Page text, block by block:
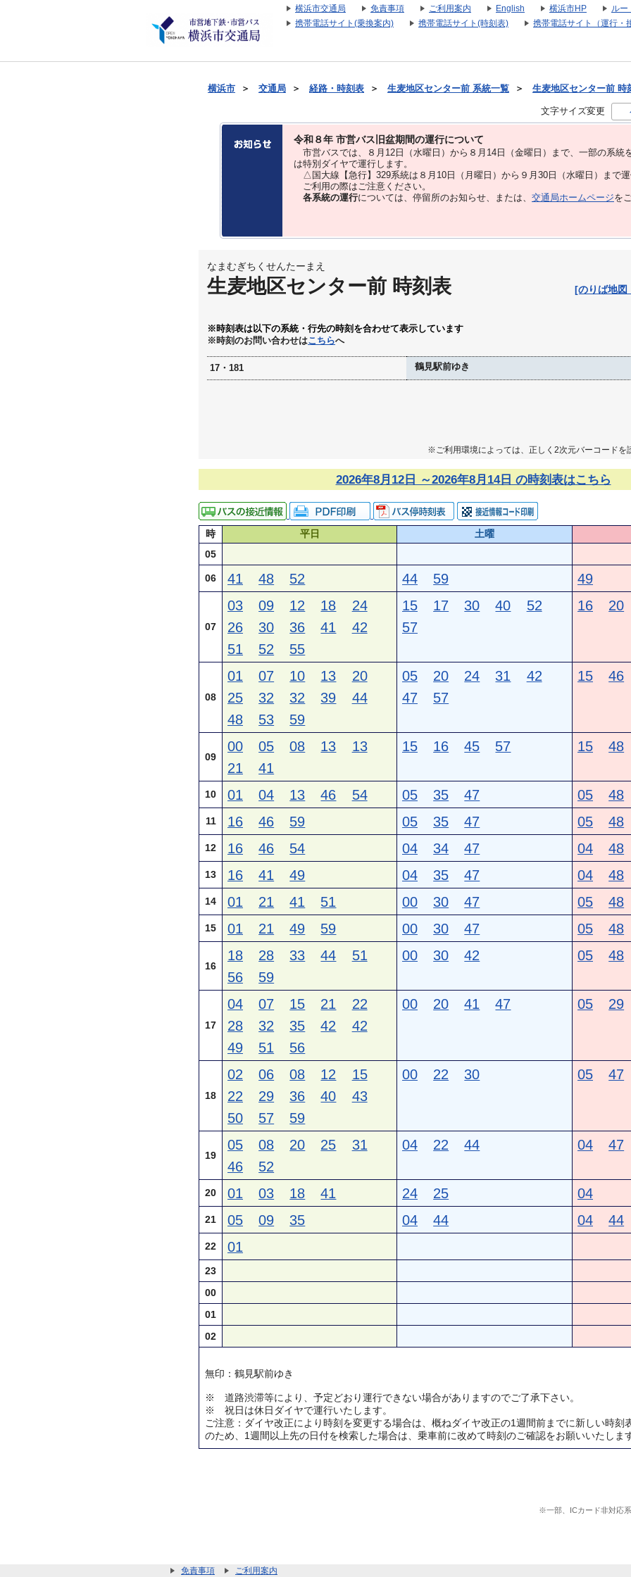
横浜市交通局 免責事項 ご利用案内 English 横浜市HP
ルー
携帯電話サイト(乗換案内)
携帯電話サイト(時刻表) 携帯電話サイト（運行・
横浜市 ＞ 交通局 ＞ 経路・時刻表 ＞ 生麦地区センター前 系統一覧 ＞ 生麦地区センター前 時
文字サイズ変更
令和８年 市営バス旧盆期間の運行について
市営バスでは、８⽉12⽇（水曜日）から８⽉14⽇（金曜日）まで、⼀部の系統
は特別ダイヤで運⾏します。
△国大線【急行】329系統は８月10日（月曜日）から９月30日（水曜日）まで
ご利用の際はご注意ください。
各系統の運行については、停留所のお知らせ、または、 交通局ホームページを
なまむぎちくせんたーまえ
生麦地区センター前 時刻表 [のりば地図
※時刻表は以下の系統・行先の時刻を合わせて表示しています
※時刻のお問い合わせはこちらへ
17・181 鶴見駅前ゆき
※ご利用環境によっては、正しく2次元バーコードを
2026年8月12日 ～2026年8月14日 の時刻表はこちら
時 平日
土曜
05
06 41 48 52 44 59 49
07
03 09 12 18
24
26
30 36 41
42
51
52 55
15 17 30 40
52
57
16 20
08
01 07 10 13
20
25
32 32 39
44
48
53 59
05 20 24 31
42
47
57
15 46
09
00 05 08 13
13
21
41
15 16 45 57 15 48
10 01 04 13 46 54 05 35 47 05 48
11 16 46 59 05 35 47 05 48
12 16 46 54 04 34 47 04 48
13 16 41 49 04 35 47 04 48
14 01 21 41 51 00 30 47 05 48
15 01 21 49 59 00 30 47 05 48
16
18 28 33 44
51
56
59
00 30 42 05 48
17
04 07 15 21
22
28
32 35 42
42
49
51 56
00 20 41 47 05 29
18
02 06 08 12
15
22
29 36 40
43
50
57 59
00 22 30 05 47
19
05 08 20 25
31
46
52
04 22 44 04 47
20 01 03 18 41 24 25 04
21 05 09 35 04 44 04 44
22 01
23
00
01
02
無印：鶴見駅前ゆき
※ 道路渋滞等により、予定どおり運行できない場合がありますのでご了承下さい。
※ 祝日は休日ダイヤで運行いたします。
ご注意：ダイヤ改正により時刻を変更する場合は、概ねダイヤ改正の1週間前までに新しい時刻
のため、1週間以上先の日付を検索した場合は、乗車前に改めて時刻のご確認をお願いいたしま
※一部、ICカード非対応
免責事項 ご利用案内